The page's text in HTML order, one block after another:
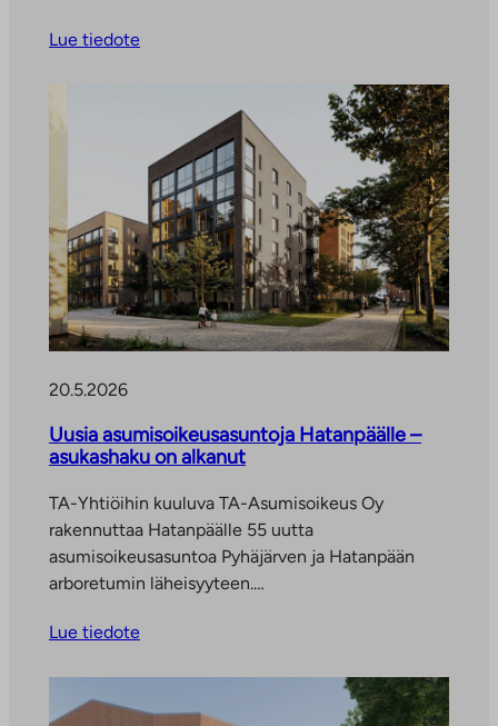
Lue tiedote
20.5.2026
Uusia asumisoikeusasuntoja Hatanpäälle –
asukashaku on alkanut
TA-Yhtiöihin kuuluva TA-Asumisoikeus Oy
rakennuttaa Hatanpäälle 55 uutta
asumisoikeusasuntoa Pyhäjärven ja Hatanpään
arboretumin läheisyyteen.…
Lue tiedote